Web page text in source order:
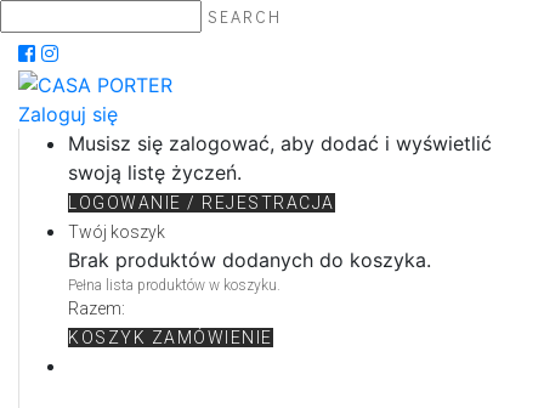
SEARCH
Zaloguj się
Musisz się zalogować, aby dodać i wyświetlić
swoją listę życzeń.
LOGOWANIE / REJESTRACJA
Twój koszyk
Brak produktów dodanych do koszyka.
Pełna lista produktów w koszyku.
Razem:
KOSZYK ZAMÓWIENIE